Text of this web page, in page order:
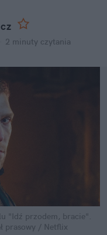
2 minuty czytania
"Idź przodem, bracie".
prasowy / Netflix